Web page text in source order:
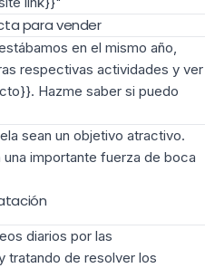
para vender
en el mismo año,
respectivas actividades y ver
Hazme saber si puedo
sean un objetivo atractivo.
importante fuerza de boca
diarios por las
tratando de resolver los